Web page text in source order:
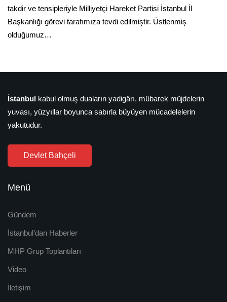
takdir ve tensipleriyle Milliyetçi Hareket Partisi İstanbul İl
Başkanlığı görevi tarafımıza tevdi edilmiştir. Üstlenmiş
olduğumuz…
İstanbul kabul olmuş duaların yadigârı, mübarek müjdelerin
yuvası, yüzyıllar boyunca sabırla büyüyen mücadelelerin
yakutudur.
Devlet Bahçeli
Menü
Gündem
İstanbul’dan Haberler
MHP Grup Toplantıları
Video
İletişim